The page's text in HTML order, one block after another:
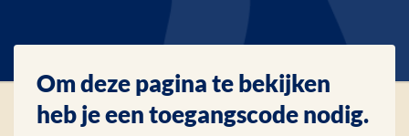
Om deze pagina te bekijken
heb je een toegangscode nodig.